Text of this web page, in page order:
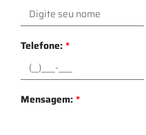
Telefone:*
Mensagem:*